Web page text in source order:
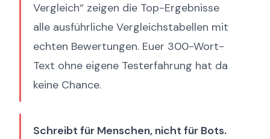
Vergleich“ zeigen die Top-Ergebnisse
alle ausführliche Vergleichstabellen mit
echten Bewertungen. Euer 300-Wort-
Text ohne eigene Testerfahrung hat da
keine Chance.
Schreibt für Menschen, nicht für Bots.